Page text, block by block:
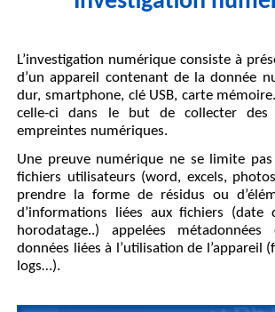
L’investigation numérique consiste à
d’un appareil contenant de la donnée
dur, smartphone, clé USB, carte
celle-ci dans le but de collecter des
empreintes numériques.
Une preuve numérique ne se limite
fichiers utilisateurs (word, excels,
prendre la forme de résidus ou
d’informations liées aux fichiers (date
horodatage..) appelées
données liées à l’utilisation de l’appareil
logs…).